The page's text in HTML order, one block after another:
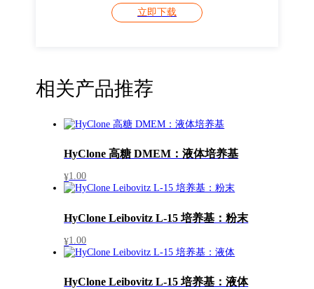
立即下载
相关产品推荐
HyClone 高糖 DMEM：液体培养基
¥1.00
HyClone Leibovitz L-15 培养基：粉末
¥1.00
HyClone Leibovitz L-15 培养基：液体